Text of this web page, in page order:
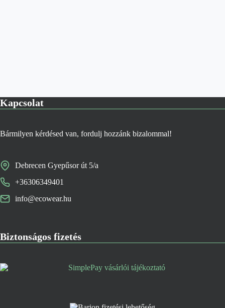
Kapcsolat
Bármilyen kérdésed van, fordulj hozzánk bizalommal!
Debrecen Gyepűsor út 5/a
+36306349401
info@ecowear.hu
Biztonságos fizetés